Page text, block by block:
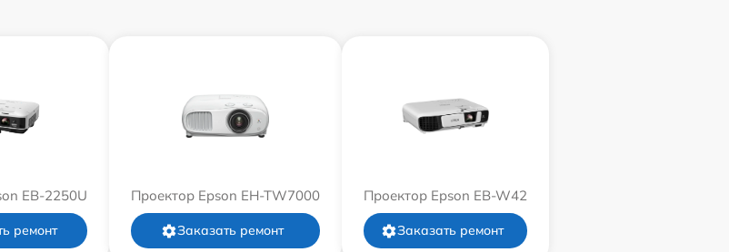
EB-2250U
ремонт
Проектор Epson EH-TW7000
Заказать ремонт
Проектор Epson EB-W42
Заказать ремонт